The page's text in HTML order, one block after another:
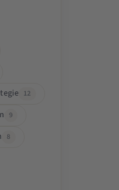
12
9
8